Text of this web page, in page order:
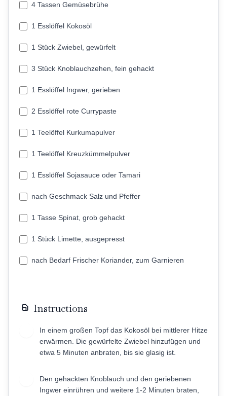
4 Tassen Gemüsebrühe
1 Esslöffel Kokosöl
1 Stück Zwiebel, gewürfelt
3 Stück Knoblauchzehen, fein gehackt
1 Esslöffel Ingwer, gerieben
2 Esslöffel rote Currypaste
1 Teelöffel Kurkumapulver
1 Teelöffel Kreuzkümmelpulver
1 Esslöffel Sojasauce oder Tamari
nach Geschmack Salz und Pfeffer
1 Tasse Spinat, grob gehackt
1 Stück Limette, ausgepresst
nach Bedarf Frischer Koriander, zum Garnieren
Instructions
In einem großen Topf das Kokosöl bei mittlerer Hitze
erwärmen. Die gewürfelte Zwiebel hinzufügen und
etwa 5 Minuten anbraten, bis sie glasig ist.
Den gehackten Knoblauch und den geriebenen
Ingwer einrühren und weitere 1-2 Minuten braten,